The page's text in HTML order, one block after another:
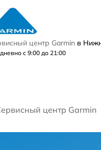
центр Garmin в
с 9:00 до 21:00
центр Garmin